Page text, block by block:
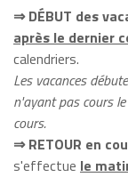
⇒ DÉBUT des
après le dernier
calendriers.
Les vacances
n'ayant pas cours
cours.
⇒ RETOUR en
s'effectue le